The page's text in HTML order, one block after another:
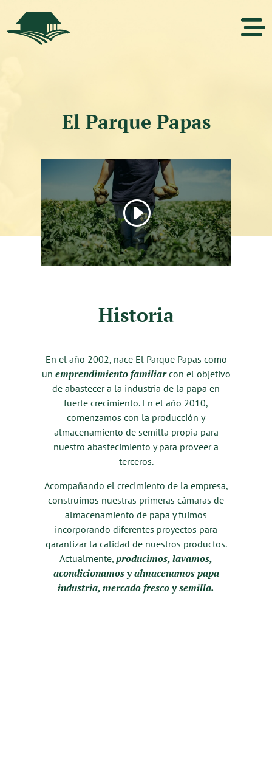
El Parque Papas
Historia
En el año 2002, nace El Parque Papas como
un emprendimiento familiarcon el objetivo
de abastecer a la industria de la papa en
fuerte crecimiento. En el año 2010,
comenzamos con la producción y
almacenamiento de semilla propia para
nuestro abastecimiento y para proveer a
terceros.
Acompañando el crecimiento de la empresa,
construimos nuestras primeras cámaras de
almacenamiento de papa y fuimos
incorporando diferentes proyectos para
garantizar la calidad de nuestros productos.
Actualmente, producimos, lavamos,
acondicionamos y almacenamos papa
industria, mercado fresco y semilla.